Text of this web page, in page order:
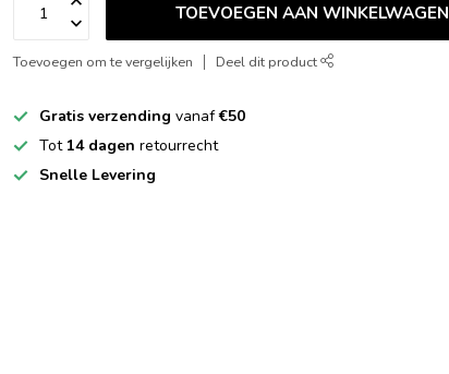
TOEVOEGEN AAN WINKELWAGEN
Toevoegen om te vergelijken Deel dit product
Gratis verzending vanaf€50
Tot 14 dagen retourrecht
Snelle Levering